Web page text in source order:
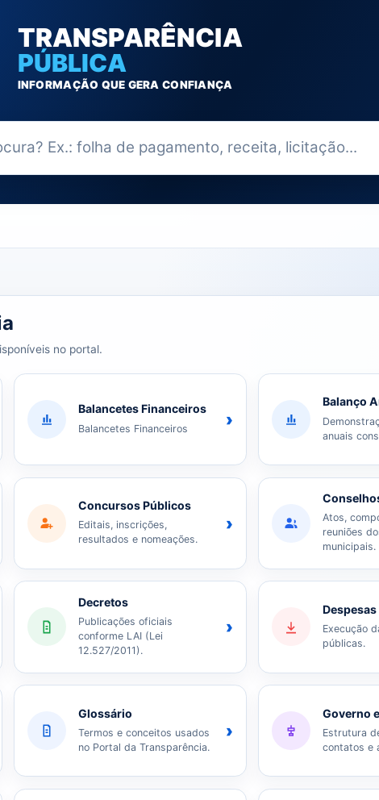
TRANSPARÊNCIA
PÚBLICA
INFORMAÇÃO QUE GERA CONFIANÇA
no portal.
Balancetes Financeiros
Balancetes Financeiros ›
Balanço
anuais
Concursos Públicos
Editais, inscrições,
resultados e nomeações.
›
Atos,
reuniões
municipais.
Decretos
Publicações oficiais
conforme LAI (Lei
12.527/2011).
›
Despesas
Execução
públicas.
Glossário
Termos e conceitos usados
no Portal da Transparência.
›
Governo
Estrutura
contatos e